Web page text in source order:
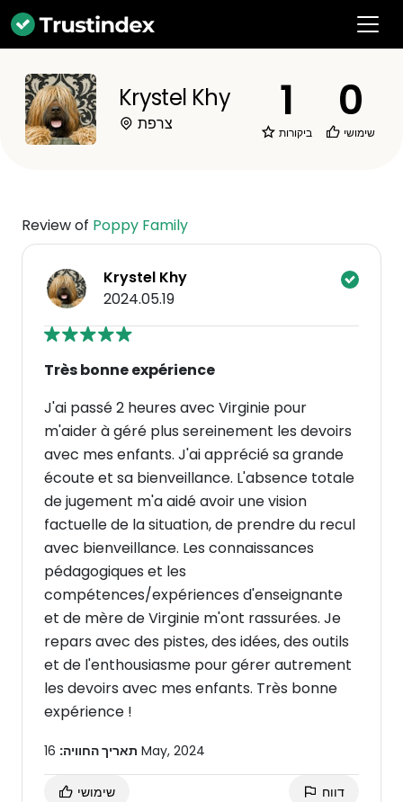
Krystel Khy
צרפת 1
ביקורות
0
שימושי
Review of Poppy Family
Krystel Khy
2024.05.19
Très bonne expérience
J'ai passé 2 heures avec Virginie pour
m'aider à géré plus sereinement les devoirs
avec mes enfants. J'ai apprécié sa grande
écoute et sa bienveillance. L'absence totale
de jugement m'a aidé avoir une vision
factuelle de la situation, de prendre du recul
avec bienveillance. Les connaissances
pédagogiques et les
compétences/expériences d'enseignante
et de mère de Virginie m'ont rassurées. Je
repars avec des pistes, des idées, des outils
et de l'enthousiasme pour gérer autrement
les devoirs avec mes enfants. Très bonne
expérience !
תאריך החוויה: 16 May, 2024
שימושי דווח